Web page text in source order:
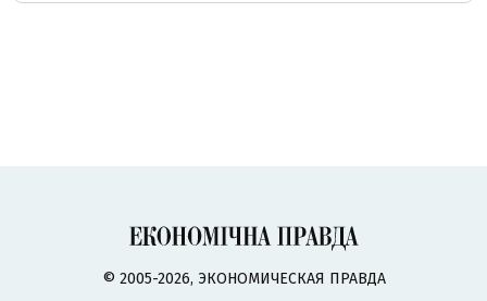
© 2005-2026, ЭКОНОМИЧЕСКАЯ ПРАВДА